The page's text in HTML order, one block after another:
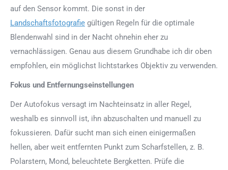
auf den Sensor kommt. Die sonst in der
Landschaftsfotografie gültigen Regeln für die optimale
Blendenwahl sind in der Nacht ohnehin eher zu
vernachlässigen. Genau aus diesem Grundhabe ich dir oben
empfohlen, ein möglichst lichtstarkes Objektiv zu verwenden.
Fokus und Entfernungseinstellungen
Der Autofokus versagt im Nachteinsatz in aller Regel,
weshalb es sinnvoll ist, ihn abzuschalten und manuell zu
fokussieren. Dafür sucht man sich einen einigermaßen
hellen, aber weit entfernten Punkt zum Scharfstellen, z. B.
Polarstern, Mond, beleuchtete Bergketten. Prüfe die